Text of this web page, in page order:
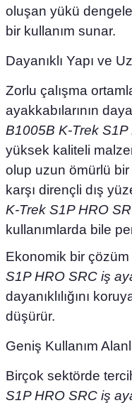
oluşan yükü
bir kullanım sunar.
Dayanıklı Yapı ve
Zorlu çalışma
ayakkabılarının
B1005B K-Trek S1P
yüksek kaliteli
olup uzun ömürlü bir
karşı dirençli dış
K-Trek S1P HRO
kullanımlarda bile
Ekonomik bir
S1P HRO SRC iş
dayanıklılığını
düşürür.
Geniş Kullanım
Birçok sektörde
S1P HRO SRC iş